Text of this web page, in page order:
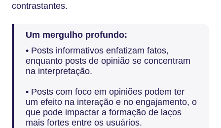
contrastantes.
Um mergulho profundo:
• Posts informativos enfatizam fatos,
enquanto posts de opinião se concentram
na interpretação.
• Posts com foco em opiniões podem ter
um efeito na interação e no engajamento, o
que pode impactar a formação de laços
mais fortes entre os usuários.